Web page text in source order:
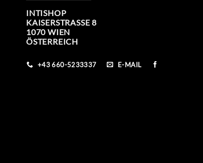
INTISHOP
KAISERSTRASSE 8
1070 WIEN
ÖSTERREICH
+43 660-5233337 E-MAIL